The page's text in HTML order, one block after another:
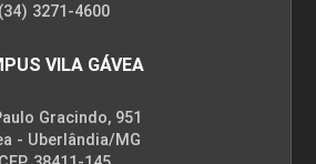
(34) 3271-4600
VILA GÁVEA
Gracindo, 951
- Uberlândia/MG